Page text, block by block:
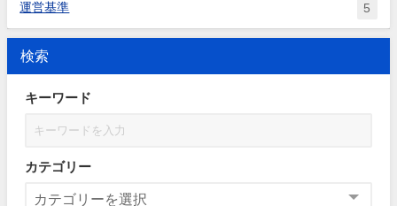
運営基準 5
検索
キーワード
カテゴリー